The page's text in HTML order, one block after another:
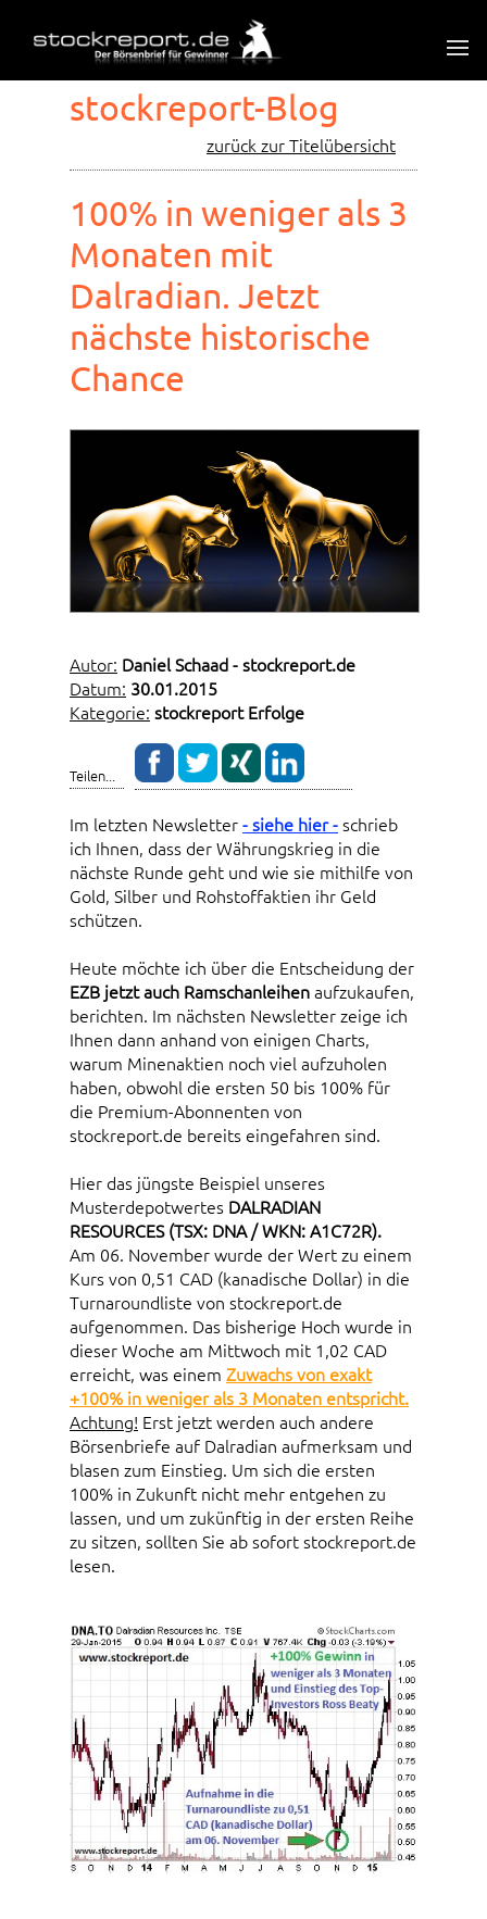
stockreport-Blog
zurück zur Titelübersicht
100% in weniger als 3
Monaten mit
Dalradian. Jetzt
nächste historische
Chance
Autor: Daniel Schaad - stockreport.de
Datum: 30.01.2015
Kategorie: stockreport Erfolge
Teilen...
Im letzten Newsletter- siehe hier -schrieb
ich Ihnen, dass der Währungskrieg in die
nächste Runde geht und wie sie mithilfe von
Gold, Silber und Rohstoffaktien ihr Geld
schützen.
Heute möchte ich über die Entscheidung der
EZB jetzt auch Ramschanleihenaufzukaufen,
berichten. Im nächsten Newsletter zeige ich
Ihnen dann anhand von einigen Charts,
warum Minenaktien noch viel aufzuholen
haben, obwohl die ersten 50 bis 100% für
die Premium-Abonnenten von
stockreport.de bereits eingefahren sind.
Hier das jüngste Beispiel unseres
Musterdepotwertes DALRADIAN
RESOURCES (TSX: DNA / WKN: A1C72R).
Am 06. November wurde der Wert zu einem
Kurs von 0,51 CAD (kanadische Dollar) in die
Turnaroundliste von stockreport.de
aufgenommen. Das bisherige Hoch wurde in
dieser Woche am Mittwoch mit 1,02 CAD
erreicht, was einem Zuwachs von exakt
+100% in weniger als 3 Monaten entspricht.
Achtung! Erst jetzt werden auch andere
Börsenbriefe auf Dalradian aufmerksam und
blasen zum Einstieg. Um sich die ersten
100% in Zukunft nicht mehr entgehen zu
lassen, und um zukünftig in der ersten Reihe
zu sitzen, sollten Sie ab sofort stockreport.de
lesen.